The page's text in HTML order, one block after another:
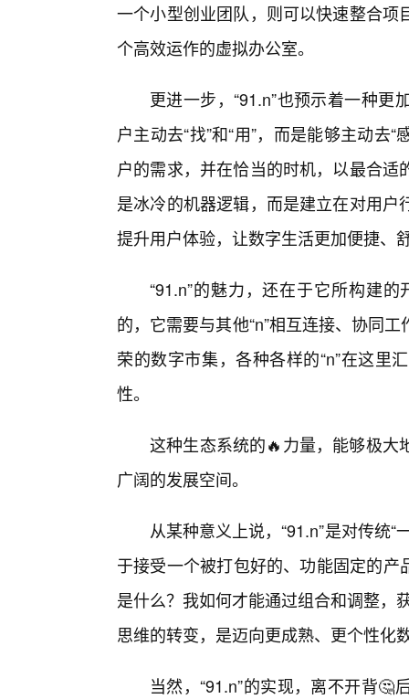
一个小型创业团队，则可以快速整合
个高效运作的虚拟办公室。
更进一步，“91.n”也预示着一种
户主动去“找”和“用”，而是能够主动去
户的需求，并在恰当的时机，以最合
是冰冷的机器逻辑，而是建立在对用
提升用户体验，让数字生活更加便捷、
“91.n”的魅力，还在于它所构建
的，它需要与其他“n”相互连接、协同
荣的数字市集，各种各样的“n”在这里
性。
这种生态系统的🔥力量，能够极大
广阔的发展空间。
从某种意义上说，“91.n”是对传统
于接受一个被打包好的、功能固定的产
是什么？我如何才能通过组合和调整，
思维的转变，是迈向更成熟、更个性化
当然，“91.n”的实现，离不开背